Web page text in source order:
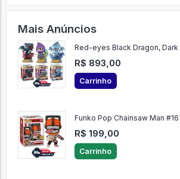
Mais Anúncios
Red-eyes Black Dragon, Dark
R$ 893,00
Carrinho
Funko Pop Chainsaw Man
R$ 199,00
Carrinho